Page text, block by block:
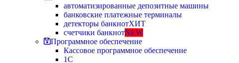
автоматизированные депозитные машины
банковские платежные терминалы
детекторы банкнотХИТ
счетчики банкнотNEW
Программное обеспечение
Кассовое программное обеспечение
1С